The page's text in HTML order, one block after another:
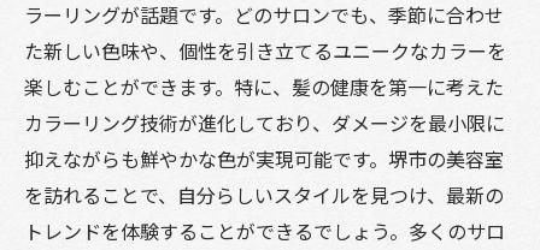
ラーリングが話題です。どのサロンでも、季節に合わせ
た新しい色味や、個性を引き立てるユニークなカラーを
楽しむことができます。特に、髪の健康を第一に考えた
カラーリング技術が進化しており、ダメージを最小限に
抑えながらも鮮やかな色が実現可能です。堺市の美容室
を訪れることで、自分らしいスタイルを見つけ、最新の
トレンドを体験することができるでしょう。多くのサロ